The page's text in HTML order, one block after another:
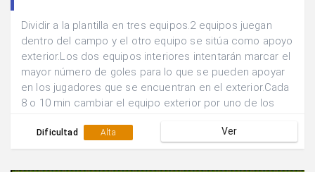
Dividir a la plantilla en tres equipos.2 equipos juegan
dentro del campo y el otro equipo se sitúa como apoyo
exterior.Los dos equipos interiores intentarán marcar el
mayor número de goles para lo que se pueden apoyar
en los jugadores que se encuentran en el exterior.Cada
8 o 10 min cambiar el equipo exterior por uno de los
Dificultad Alta Ver